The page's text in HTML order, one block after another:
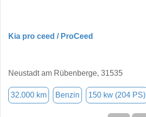
Kia pro ceed / ProCeed
Neustadt am Rübenberge, 31535
32.000 km Benzin 150 kw (204 PS)